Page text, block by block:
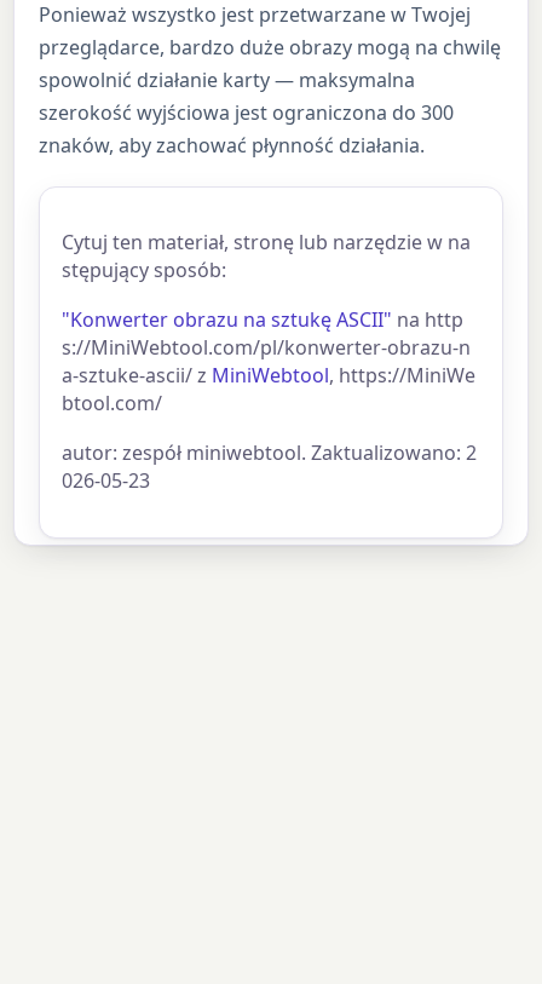
Ponieważ wszystko jest przetwarzane w Twojej
przeglądarce, bardzo duże obrazy mogą na chwilę
spowolnić działanie karty — maksymalna
szerokość wyjściowa jest ograniczona do 300
znaków, aby zachować płynność działania.
Cytuj ten materiał, stronę lub narzędzie w na
stępujący sposób:
"Konwerter obrazu na sztukę ASCII" na http
s://MiniWebtool.com/pl/konwerter-obrazu-n
a-sztuke-ascii/ z MiniWebtool, https://MiniWe
btool.com/
autor: zespół miniwebtool. Zaktualizowano: 2
026-05-23